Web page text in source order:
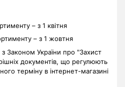
– з 1 квітня
– з 1 жовтня
з Законом України про "Захист
документів, що регулюють
терміну в інтернет-магазині